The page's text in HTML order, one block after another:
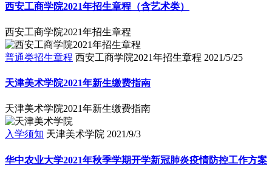
西安工商学院2021年招生章程（含艺术类）
西安工商学院2021年招生章程
普通类招生章程 西安工商学院2021年招生章程 2021/5/25
天津美术学院2021年新生缴费指南
天津美术学院2021年新生缴费指南
入学须知 天津美术学院 2021/9/3
华中农业大学2021年秋季学期开学新冠肺炎疫情防控工作方案